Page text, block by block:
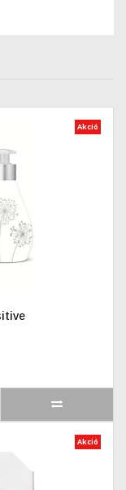
Akció
Akció